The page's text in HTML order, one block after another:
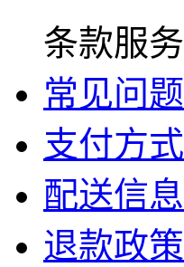
条款服务
常见问题
支付方式
配送信息
退款政策